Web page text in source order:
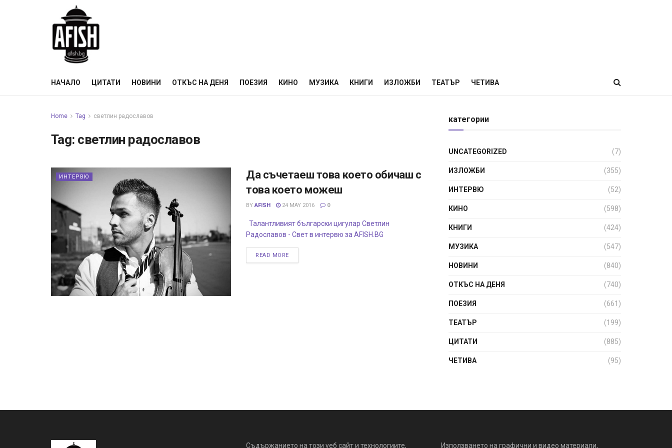
НАЧАЛО ЦИТАТИ НОВИНИ ОТКЪС НА ДЕНЯ ПОЕЗИЯ КИНО МУЗИКА КНИГИ ИЗЛОЖБИ ТЕАТЪР ЧЕТИВА
Home Tag светлин радославов
Tag: светлин радославов
ИНТЕРВЮ
Да съчетаеш това което обичаш с
това което можеш
BY AFISH 24 MAY 2016 0
Талантливият български цигулар Светлин
Радославов - Свет в интервю за AFISH.BG
READ MORE
категории
UNCATEGORIZED (7)
ИЗЛОЖБИ (355)
ИНТЕРВЮ (52)
КИНО (598)
КНИГИ (424)
МУЗИКА (547)
НОВИНИ (840)
ОТКЪС НА ДЕНЯ (740)
ПОЕЗИЯ (661)
ТЕАТЪР (199)
ЦИТАТИ (885)
ЧЕТИВА (95)
Съдържанието на този уеб сайт и технологиите, Използването на графични и видео материали,